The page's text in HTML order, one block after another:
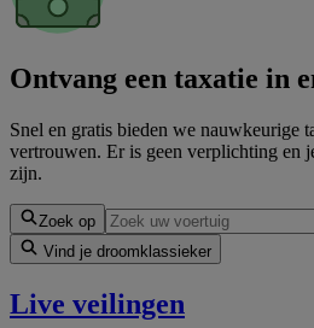
Ontvang een taxatie in
Snel en gratis bieden we nauwkeurige
vertrouwen. Er is geen verplichting en
zijn.
Zoek op
Vind je droomklassieker
Live veilingen